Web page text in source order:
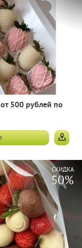
500 рублей по
СКИДКА
50%